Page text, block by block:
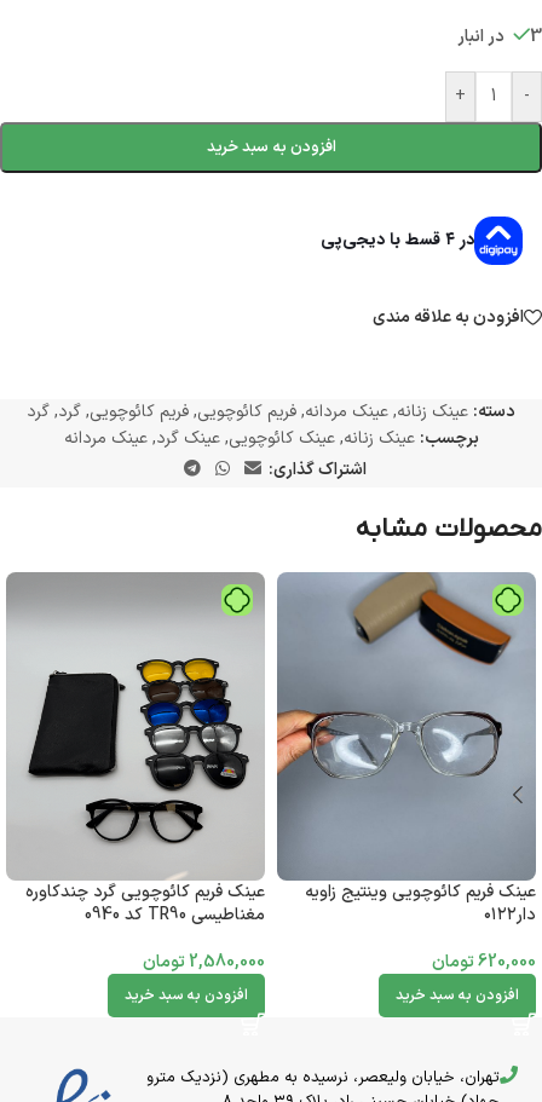
3 در انبار
-
+
افزودن به سبد خرید
در ۴ قسط با دیجی‌پی
افزودن به علاقه مندی
دسته: عینک زنانه,عینک مردانه,فریم کائوچویی,فریم کائوچویی,گرد,گرد
برچسب: عینک زنانه, عینک کائوچویی, عینک گرد, عینک مردانه
اشتراک گذاری:
محصولات مشابه
عینک فریم کائوچویی وینتیج زاویه
دار۰۱۲۲
620,000تومان
افزودن به سبد خرید
عینک فریم کائوچویی گرد چندکاوره
مغناطیسی TR90 کد 0940
2,580,000تومان
افزودن به سبد خرید
تهران، خیابان ولیعصر، نرسیده به مطهری (نزدیک مترو